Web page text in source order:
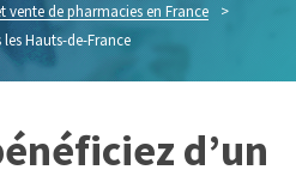
vente de pharmacies en France
>
Hauts-de-France
d’un